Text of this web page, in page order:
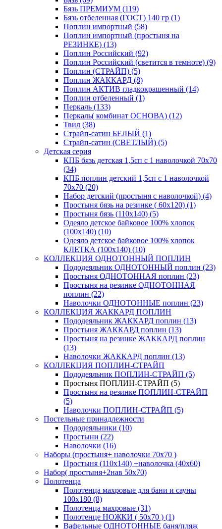
Бязь ПРЕМИУМ (119)
Бязь отбеленная (ГОСТ) 140 гр (1)
Поплин импортный (58)
Поплин импортный (простыня на
РЕЗИНКЕ) (13)
Поплин Российский (92)
Поплин Российский (светится в темноте) (9)
Поплин (СТРАЙП) (5)
Поплин ЖАККАРД (8)
Поплин АКТИВ гладкокрашенный (14)
Поплин отбеленный (1)
Перкаль (133)
Перкаль( комбинат ОСНОВА) (12)
Твил (38)
Страйп-сатин БЕЛЫЙ (1)
Страйп-сатин (СВЕТЛЫЙ) (5)
Детская серия
КПБ бязь детская 1,5сп с 1 наволочкой 70х70
(34)
КПБ поплин детский 1,5сп с 1 наволочкой
70х70 (20)
Набор детский (простыня с наволочкой) (4)
Простыня бязь на резинке ( 60х120) (1)
Простыня бязь (110х140) (5)
Одеяло детское байковое 100% хлопок
(100х140) (10)
Одеяло детское байковое 100% хлопок
КЛЕТКА (100х140) (10)
КОЛЛЕКЦИЯ ОДНОТОННЫЙ ПОПЛИН
Пододеяльник ОДНОТОННЫЙ поплин (23)
Простыня ОДНОТОННАЯ поплин (23)
Простыня на резинке ОДНОТОННАЯ
поплин (22)
Наволочки ОДНОТОННЫЕ поплин (23)
КОЛЛЕКЦИЯ ЖАККАРД ПОПЛИН
Пододеяльник ЖАККАРД поплин (13)
Простыня ЖАККАРД поплин (13)
Простыня на резинке ЖАККАРД поплин
(13)
Наволочки ЖАККАРД поплин (13)
КОЛЛЕКЦИЯ ПОПЛИН-СТРАЙП
Пододеяльник ПОПЛИН-СТРАЙП (5)
Простыня ПОПЛИН-СТРАЙП (5)
Простыня на резинке ПОПЛИН-СТРАЙП
(5)
Наволочки ПОПЛИН-СТРАЙП (5)
Постельные принадлежности
Пододеяльники (10)
Простыни (22)
Наволочки (16)
Наборы (простыня+ наволочки 70х70 )
Простыня (110х140) +наволочка (40х60)
Набор( простыня+2нав 50х70)
Полотенца
Полотенца махровые для бани и сауны
100х180 (8)
Полотенца махровые (31)
Полотенце НОЖКИ ( 50х70 ) (1)
Вафельные ОДНОТОННЫЕ баня/пляж